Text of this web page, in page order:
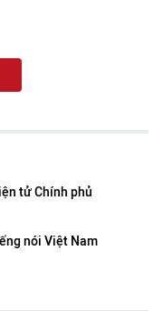
tử Chính phủ
nói Việt Nam